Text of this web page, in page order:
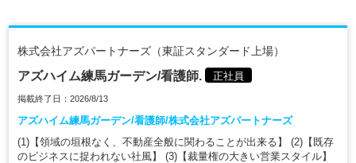
株式会社アズパートナーズ（東証スタンダード上場）
アズハイム練馬ガーデン/看護師. 正社員
掲載終了日：2026/8/13
アズハイム練馬ガーデン/看護師/株式会社アズパートナーズ
(1)【領域の垣根なく、不動産全般に関わることが出来る】 (2)【既存
のビジネスに捉われない社風】 (3)【裁量権の大きい営業スタイル】